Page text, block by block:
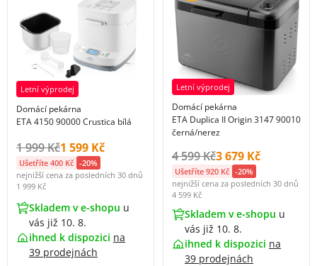
Letní výprodej
Domácí pekárna
ETA 4150 90000 Crustica bílá
Původní cena s DPH:
1 999 KčCena s DPH:
1 599 Kč
Ušetříte 400 Kč -20%
nejnižší cena za posledních 30 dnů
1 999 Kč
Skladem v e-shopu u
vás již 10. 8.
ihned k dispozici na
39 prodejnách
Letní výprodej
Domácí pekárna
ETA Duplica II Origin 3147 90010
černá/nerez
Původní cena s DPH:
4 599 KčCena s DPH:
3 679 Kč
Ušetříte 920 Kč -20%
nejnižší cena za posledních 30 dnů
4 599 Kč
Skladem v e-shopu u
vás již 10. 8.
ihned k dispozici na
39 prodejnách